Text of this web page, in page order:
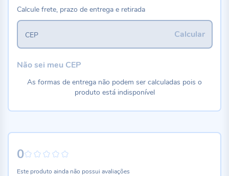
0
Este produto ainda não possui avaliações
Calcule frete, prazo de entrega e retirada
Calcular
CEP
Não sei meu CEP
As formas de entrega não podem ser calculadas pois o
produto está indisponível